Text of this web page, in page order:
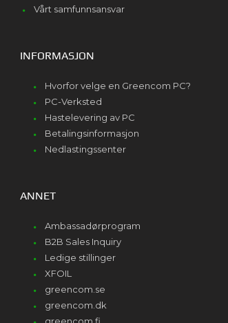
Vårt samfunnsansvar
INFORMASJON
Hvorfor velge en Greencom PC?
PC-Verksted
Hastelevering av PC
Betalingsinformasjon
Nedlastingssenter
ANNET
Ambassadørprogram
B2B Sales Inquiry
Ledige stillinger
XFOIL
greencom.se
greencom.dk